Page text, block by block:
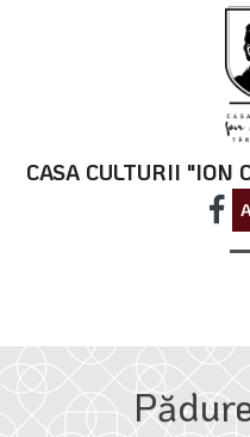
CASA CULTURII "ION